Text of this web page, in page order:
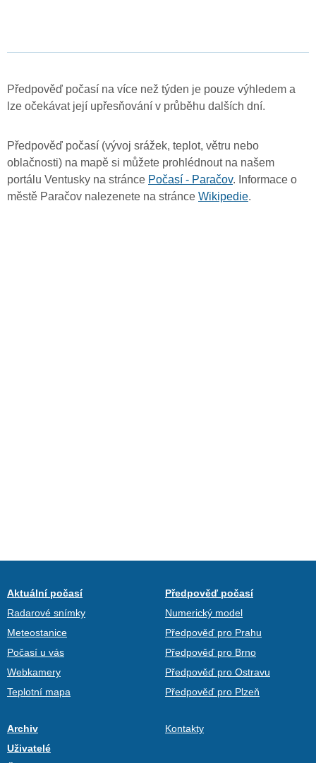
Předpověď počasí na více než týden je pouze výhledem a
lze očekávat její upřesňování v průběhu dalších dní.
Předpověď počasí (vývoj srážek, teplot, větru nebo
oblačnosti) na mapě si můžete prohlédnout na našem
portálu Ventusky na stránce Počasí - Paračov. Informace o
městě Paračov nalezenete na stránce Wikipedie.
Aktuální počasí
Radarové snímky
Meteostanice
Počasí u vás
Webkamery
Teplotní mapa
Předpověď počasí
Numerický model
Předpověď pro Prahu
Předpověď pro Brno
Předpověď pro Ostravu
Předpověď pro Plzeň
Archiv
Uživatelé
Kontakty